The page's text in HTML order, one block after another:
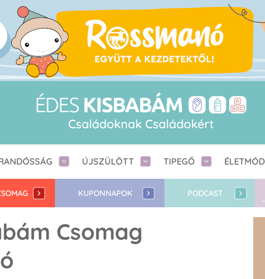
ÚJSZÜLÖTT TIPEGŐ ÉLETMÓD
KUPONNAPOK PODCAST
Csomag